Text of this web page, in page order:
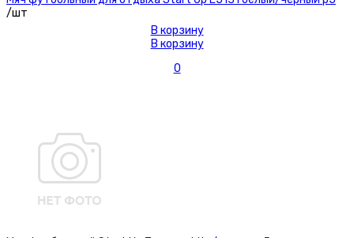
/шт
В корзину
В корзину
0